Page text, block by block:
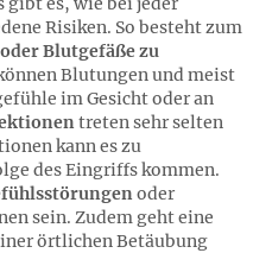
Risiken. So besteht zum
Blutgefäße zu
Blutungen und meist
im Gesicht oder an
treten sehr selten
kann es zu
des Eingriffs kommen.
oder
sein. Zudem geht eine
örtlichen Betäubung